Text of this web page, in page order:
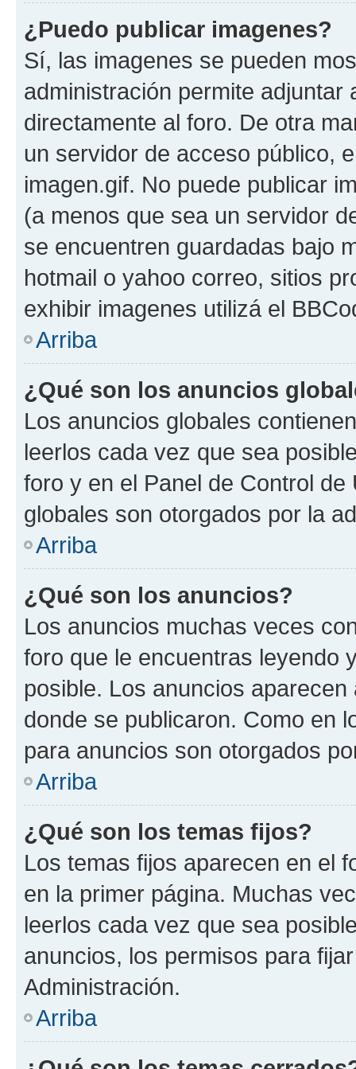
¿Puedo publicar imagenes?
Sí, las imagenes se pueden
administración permite
directamente al foro. De otra
un servidor de acceso público,
imagen.gif. No puede publicar
(a menos que sea un servidor
se encuentren guardadas bajo
hotmail o yahoo correo, sitios
exhibir imagenes utilizá el
Arriba
¿Qué son los anuncios
Los anuncios globales
leerlos cada vez que sea
foro y en el Panel de Control
globales son otorgados por la
Arriba
¿Qué son los anuncios?
Los anuncios muchas veces
foro que le encuentras leyendo
posible. Los anuncios
donde se publicaron. Como en
para anuncios son otorgados
Arriba
¿Qué son los temas fijos?
Los temas fijos aparecen en el
en la primer página. Muchas
leerlos cada vez que sea
anuncios, los permisos para
Administración.
Arriba